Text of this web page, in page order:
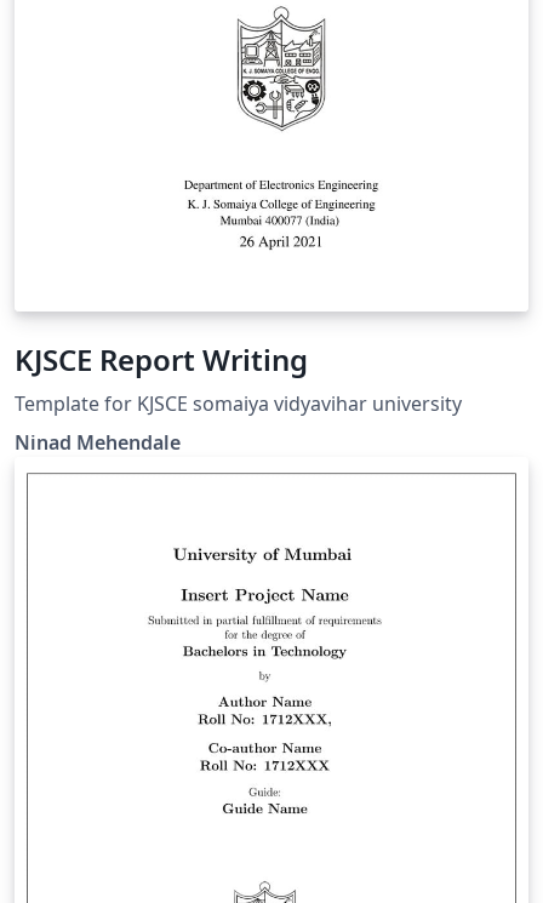
KJSCE Report Writing
Template for KJSCE somaiya vidyavihar university
Ninad Mehendale